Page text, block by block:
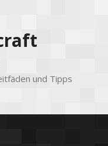
und Tipps